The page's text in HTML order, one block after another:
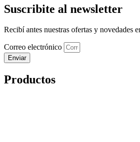
Suscribite al newsletter
Recibí antes nuestras ofertas y novedades
Correo electrónico
Enviar
Productos